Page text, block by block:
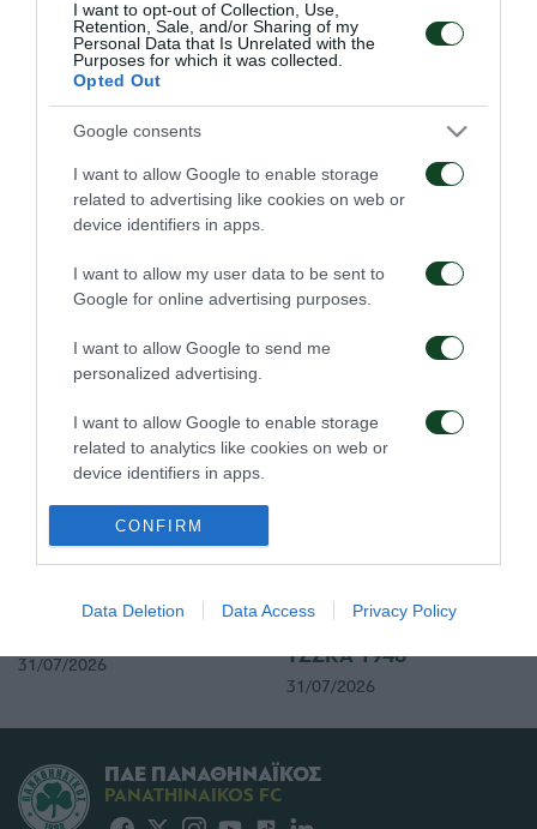
I want to opt-out of Collection, Use,
Retention, Sale, and/or Sharing of my
Personal Data that Is Unrelated with the
Purposes for which it was collected.
Opted Out
Google consents
I want to allow Google to enable storage
related to advertising like cookies on web or
device identifiers in apps.
I want to allow my user data to be sent to
Google for online advertising purposes.
I want to allow Google to send me
personalized advertising.
I want to allow Google to enable storage
related to analytics like cookies on web or
device identifiers in apps.
I want to allow Google to enable storage
related to functionality of the website or app.
related to personalization.
I want to allow Google to enable storage
related to security, including authentication
CONFIRM
Data Deletion Data Access Privacy Policy
φιλάθλους για την
αποψινή προσέλευση
στο ΟΑΚΑ
05/08/2026
παρουσιάζει το νέο
υπερσύγχρονο πούλμαν
της ομάδας
Τα εισιτήρια για τον
αγώνα ΤΣΣΚΑ 1948 –
Το πρόγραμμα της
παραμονής του αγώνα
Παναθηναϊκός – ΤΣΣΚΑ
1948
Παναθηναϊκός – ΤΣΣΚΑ
31/07/2026
διαπιστεύσεις για τον
ΤΣΣΚΑ 1948
31/07/2026
ΠΑΕ ΠΑΝΑΘΗΝΑΪΚΟΣ
PANATHINAIKOS FC